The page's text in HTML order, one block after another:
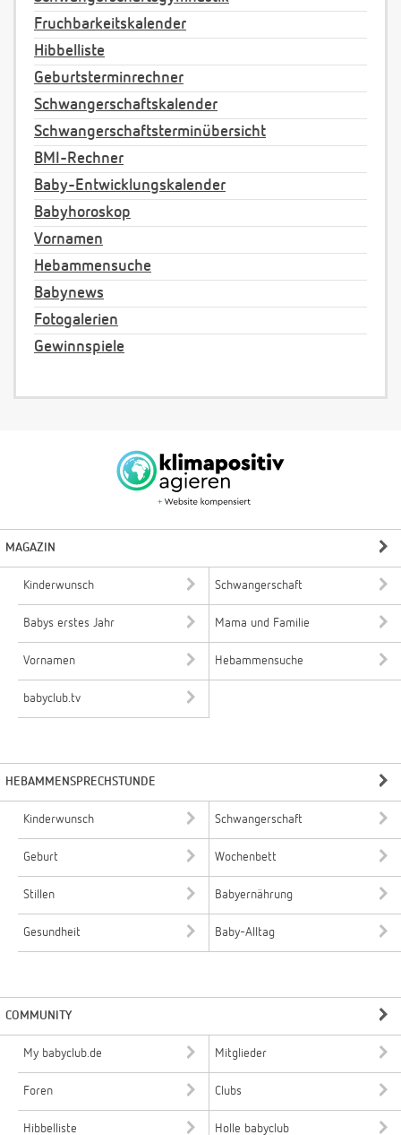
Fruchbarkeitskalender
Hibbelliste
Geburtsterminrechner
Schwangerschaftskalender
Schwangerschaftsterminübersicht
BMI-Rechner
Baby-Entwicklungskalender
Babyhoroskop
Vornamen
Hebammensuche
Babynews
Fotogalerien
Gewinnspiele
MAGAZIN
Kinderwunsch Schwangerschaft
Babys erstes Jahr Mama und Familie
Vornamen Hebammensuche
babyclub.tv
HEBAMMENSPRECHSTUNDE
Kinderwunsch Schwangerschaft
Geburt Wochenbett
Stillen Babyernährung
Gesundheit Baby-Alltag
COMMUNITY
My babyclub.de Mitglieder
Foren Clubs
Hibbelliste Holle babyclub